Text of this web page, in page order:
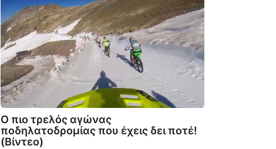
Ο πιο τρελός αγώνας
ποδηλατοδρομίας που έχεις δει ποτέ!
(Βίντεο)